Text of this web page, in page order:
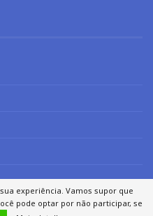
experiência. Vamos supor que
pode optar por não participar, se